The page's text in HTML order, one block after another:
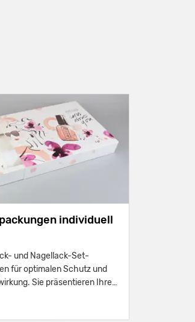
individuell
und Nagellack-Set-
für optimalen Schutz und
Sie präsentieren Ihre
im Regal und im